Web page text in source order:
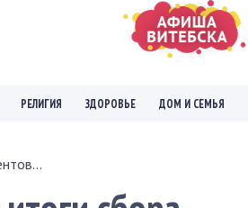
РЕЛИГИЯ ЗДОРОВЬЕ ДОМ И СЕМЬЯ